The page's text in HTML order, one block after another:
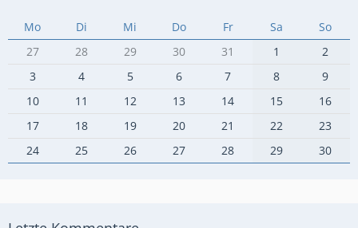
Mo Di Mi Do Fr Sa
So
27
28 29 30 31 1
2
3
4 5 6 7 8
9
10
11 12 13 14 15
16
17
18 19 20 21 22
23
24
25 26 27 28 29 30